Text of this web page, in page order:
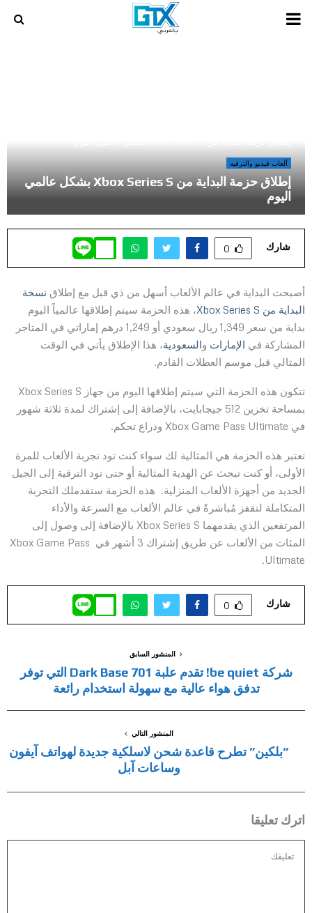
PRIMARY
ألعاب فيديو والترفيه
إطلاق حزمة البداية من Xbox Series S بشكل عالمي
اليوم
شارك 0
أصبحت البداية في عالم الألعاب أسهل من ذي قبل مع إطلاق نسخة
البداية من Xbox Series S
، هذه الحزمة سيتم إطلاقها عالمياً اليوم
بداية من سعر 1,349 ريال سعودي أو 1,249 درهم إماراتي في المتاجر
المشاركة في الإمارات والسعودية، هذا الإطلاق يأتي في الوقت
المثالي قبل موسم العطلات القادم.
تتكون هذه الحزمة التي سيتم إطلاقها اليوم من جهاز Xbox Series S
بمساحة تخزين 512 جيجابايت، بالإضافة إلى إشتراك لمدة ثلاثة شهور
في Xbox Game Pass Ultimate وذراع تحكم.
تعتبر هذه الحزمة هي المثالية لك سواء كنت تود تجربة الألعاب للمرة
الأولى، أو كنت تبحث عن الهدية المثالية أو حتى تود الترقية إلى الجيل
الجديد من أجهزة الألعاب المنزلية. هذه الحزمة ستقدملك التجربة
المتكاملة لتقفز مُباشرةً في عالم الألعاب مع السرعة والأداء
المرتفعين الذي يقدمهما Xbox Series S بالإضافة إلى وصول إلى
المئات من الألعاب عن طريق إشتراك 3 أشهر في Xbox Game Pass
Ultimate.
شارك 0
المنشور السابق
شركة be quiet! تقدم علبة Dark Base 701 التي توفر
تدفق هواء عالية مع سهولة استخدام رائعة
المنشور التالي
“بلكين” تطرح قاعدة شحن لاسلكية جديدة لهواتف آيفون
وساعات آبل
اترك تعليقا